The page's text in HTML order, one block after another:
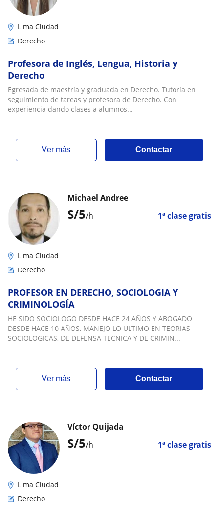
Lima Ciudad
Derecho
Profesora de Inglés, Lengua, Historia y
Derecho
Egresada de maestría y graduada en Derecho. Tutoría en
seguimiento de tareas y profesora de Derecho. Con
experiencia dando clases a alumnos...
ver más Contactar
S/5/h 1ª clase gratis
Michael Andree
Lima Ciudad
Derecho
PROFESOR EN DERECHO, SOCIOLOGIA Y
CRIMINOLOGÍA
HE SIDO SOCIOLOGO DESDE HACE 24 AÑOS Y ABOGADO
DESDE HACE 10 AÑOS, MANEJO LO ULTIMO EN TEORIAS
SOCIOLOGICAS, DE DEFENSA TECNICA Y DE CRIMIN...
ver más Contactar
S/5/h 1ª clase gratis
Víctor Quijada
Lima Ciudad
Derecho